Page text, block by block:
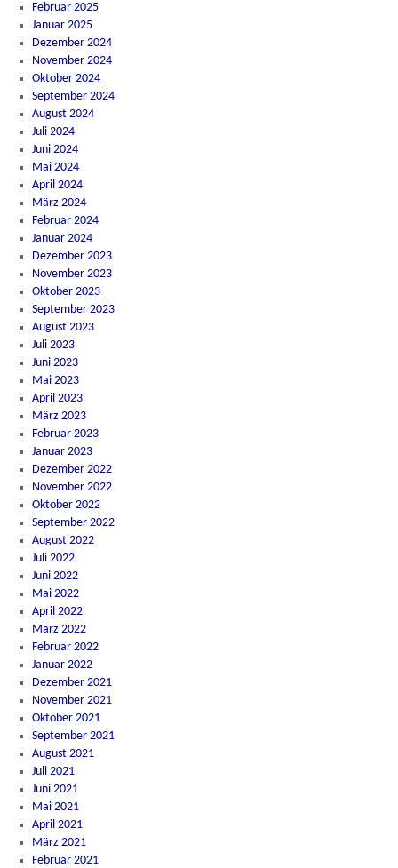
Februar 2025
Januar 2025
Dezember 2024
November 2024
Oktober 2024
September 2024
August 2024
Juli 2024
Juni 2024
Mai 2024
April 2024
März 2024
Februar 2024
Januar 2024
Dezember 2023
November 2023
Oktober 2023
September 2023
August 2023
Juli 2023
Juni 2023
Mai 2023
April 2023
März 2023
Februar 2023
Januar 2023
Dezember 2022
November 2022
Oktober 2022
September 2022
August 2022
Juli 2022
Juni 2022
Mai 2022
April 2022
März 2022
Februar 2022
Januar 2022
Dezember 2021
November 2021
Oktober 2021
September 2021
August 2021
Juli 2021
Juni 2021
Mai 2021
April 2021
März 2021
Februar 2021